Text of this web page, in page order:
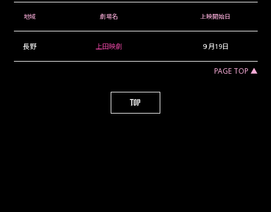
地域 劇場名 上映開始日
長野 上田映劇 ９月19日
PAGE TOP ▲
TOP